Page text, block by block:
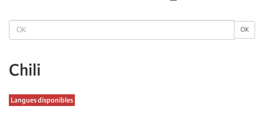
OK OK
Chili
Langues disponibles